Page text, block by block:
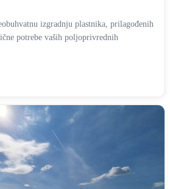
izgradnju plastnika, prilagođenih
potrebe vaših poljoprivrednih